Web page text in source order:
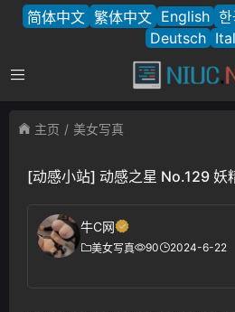
简体中文 繁体中文 English 한
Deutsch
主页 美女写真
[动感小站] 动感之星 No.129 妖
牛C网
美女写真 90 2024-6-22